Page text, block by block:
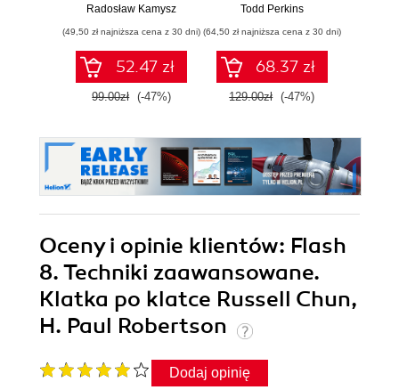
Radosław Kamysz
(49,50 zł najniższa cena z 30 dni)
52.47 zł
99.00zł (-47%)
Todd Perkins
(64,50 zł najniższa cena z 30 dni)
68.37 zł
129.00zł (-47%)
Oceny i opinie klientów: Flash
8. Techniki zaawansowane.
Klatka po klatce Russell Chun,
H. Paul Robertson
Dodaj opinię